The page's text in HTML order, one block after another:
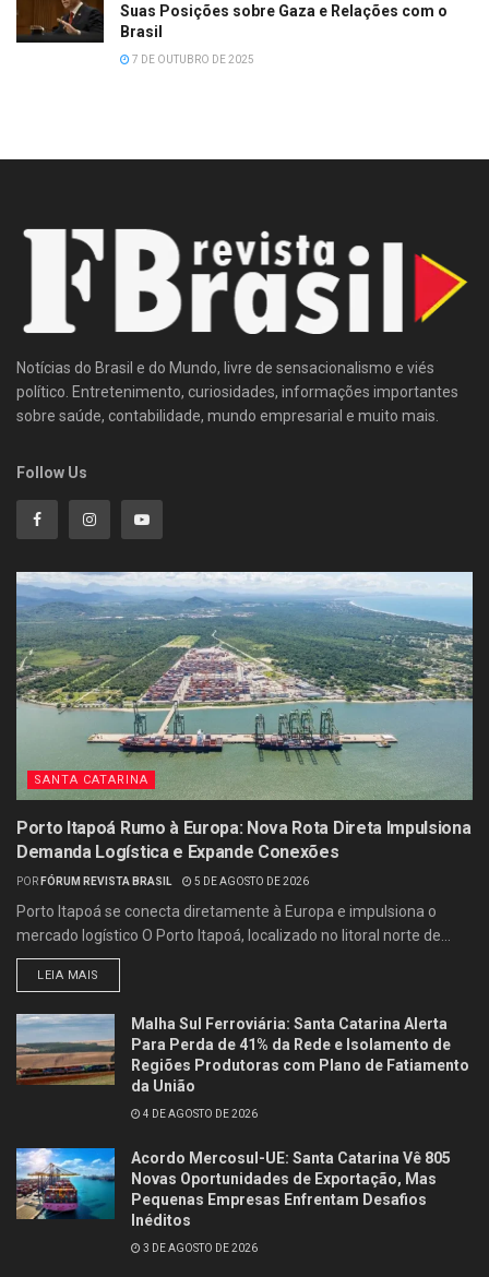
Suas Posições sobre Gaza e Relações com o
Brasil
7 DE OUTUBRO DE 2025
Notícias do Brasil e do Mundo, livre de sensacionalismo e viés
político. Entretenimento, curiosidades, informações importantes
sobre saúde, contabilidade, mundo empresarial e muito mais.
Follow Us
SANTA CATARINA
Porto Itapoá Rumo à Europa: Nova Rota Direta Impulsiona
Demanda Logística e Expande Conexões
POR FÓRUM REVISTA BRASIL 5 DE AGOSTO DE 2026
Porto Itapoá se conecta diretamente à Europa e impulsiona o
mercado logístico O Porto Itapoá, localizado no litoral norte de...
LEIA MAIS
Malha Sul Ferroviária: Santa Catarina Alerta
Para Perda de 41% da Rede e Isolamento de
Regiões Produtoras com Plano de Fatiamento
da União
4 DE AGOSTO DE 2026
Acordo Mercosul-UE: Santa Catarina Vê 805
Novas Oportunidades de Exportação, Mas
Pequenas Empresas Enfrentam Desafios
Inéditos
3 DE AGOSTO DE 2026